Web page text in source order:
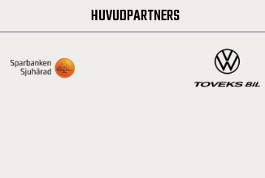
HUVUDPARTNERS